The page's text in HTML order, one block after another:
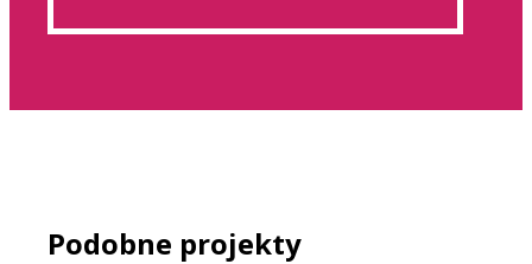
Podobne projekty